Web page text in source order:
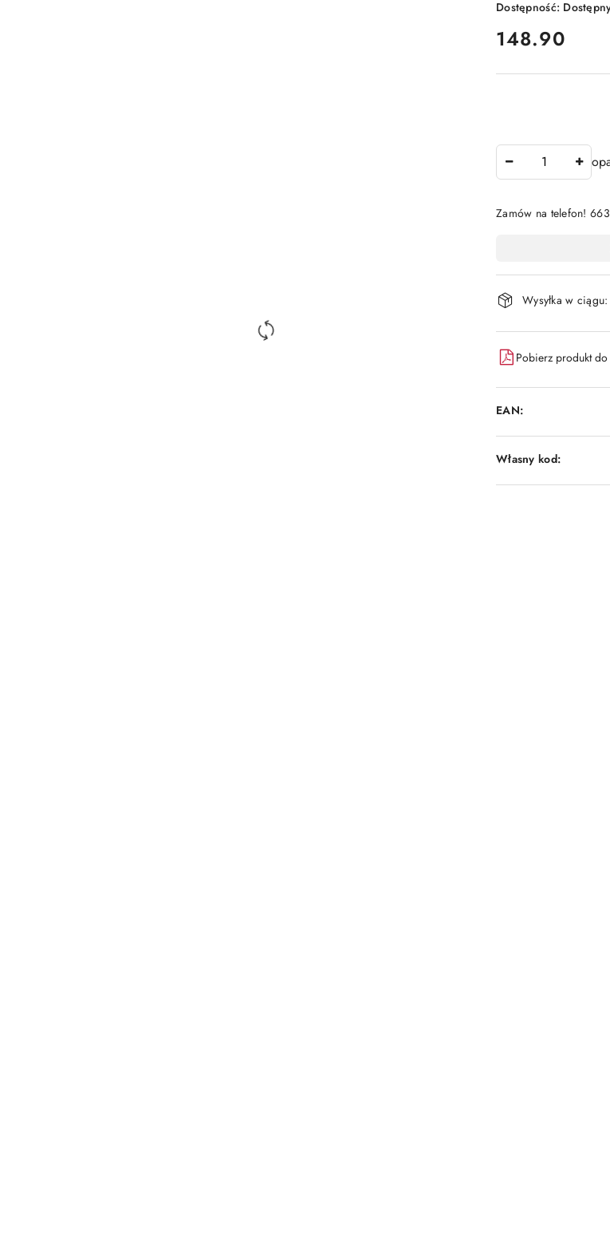
Dostępność:
cena:
148.90
Zamów na telefon!
i
dostawa
Wysyłka w ciągu:
Pobierz produkt do
EAN:
Własny kod: